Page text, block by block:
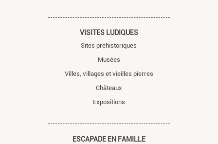
VISITES LUDIQUES
Sites préhistoriques
Musées
Villes, villages et vieilles pierres
Châteaux
Expositions
ESCAPADE EN FAMILLE